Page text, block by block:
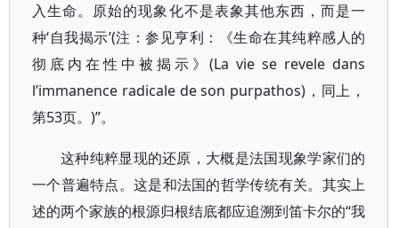
入生命。原始的现象化不是表象其他东西，而是一
种‘自我揭示’(注：参见亨利：《生命在其纯粹感人的
彻底内在性中被揭示》(La vie se revele dans
l’immanence radicale de son purpathos)，同上，
第53页。)”。
这种纯粹显现的还原，大概是法国现象学家们的
一个普遍特点。这是和法国的哲学传统有关。其实上
述的两个家族的根源归根结底都应追溯到笛卡尔的“我